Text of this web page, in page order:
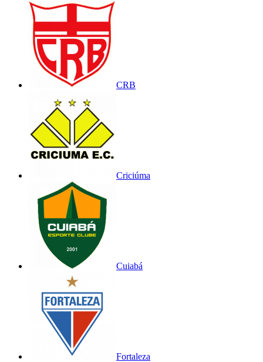
CRB
Criciúma
Cuiabá
Fortaleza